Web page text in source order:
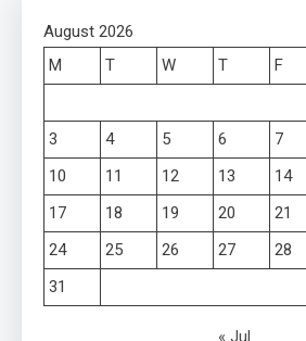
August 2026
M
T W T F
3
4 5 6 7
10
11 12 13 14
17
18 19 20 21
24
25 26 27 28
31
« Jul